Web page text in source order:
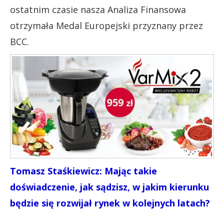
ostatnim czasie nasza Analiza Finansowa
otrzymała Medal Europejski przyznany przez
BCC.
Tomasz Staśkiewicz: Mając takie
doświadczenie, jak sądzisz, w jakim kierunku
będzie się rozwijał rynek w kolejnych latach?